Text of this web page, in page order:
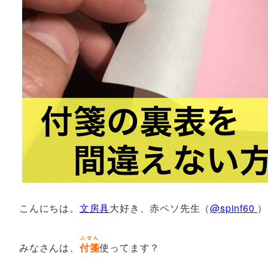
こんにちは。 文房具大好き、赤ペソ先生（@spinf60
みなさんは、 付箋
ふせん
使ってます？